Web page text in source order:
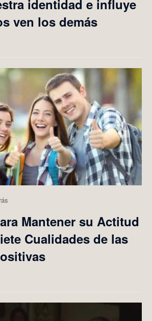
identidad e influye
ven los demás
Mantener su Actitud
Cualidades de las